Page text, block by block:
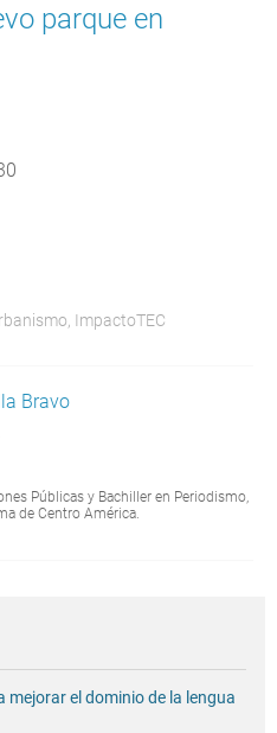
parque en
ImpactoTEC
Bravo
Públicas y Bachiller en Periodismo,
de Centro América.
el dominio de la lengua